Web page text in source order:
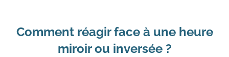
Comment réagir face à une heure
miroir ou inversée ?